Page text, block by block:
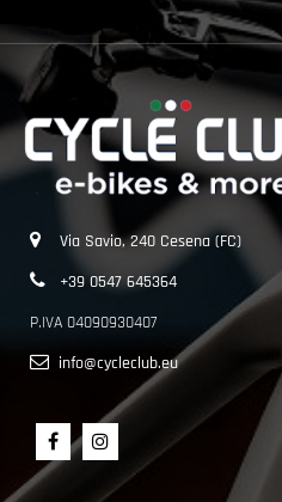
Via Savio, 240 Cesena (FC)
+39 0547 645364
P.IVA 04090930407
info@cycleclub.eu